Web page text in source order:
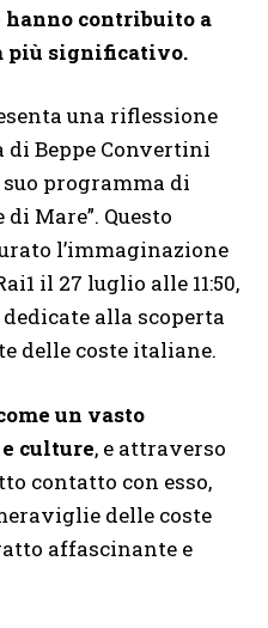
hanno contribuito a
più significativo.
una riflessione
di Beppe Convertini
programma di
di Mare”. Questo
l’immaginazione
il 27 luglio alle 11:50,
alla scoperta
delle coste italiane.
un vasto
culture, e attraverso
contatto con esso,
delle coste
affascinante e